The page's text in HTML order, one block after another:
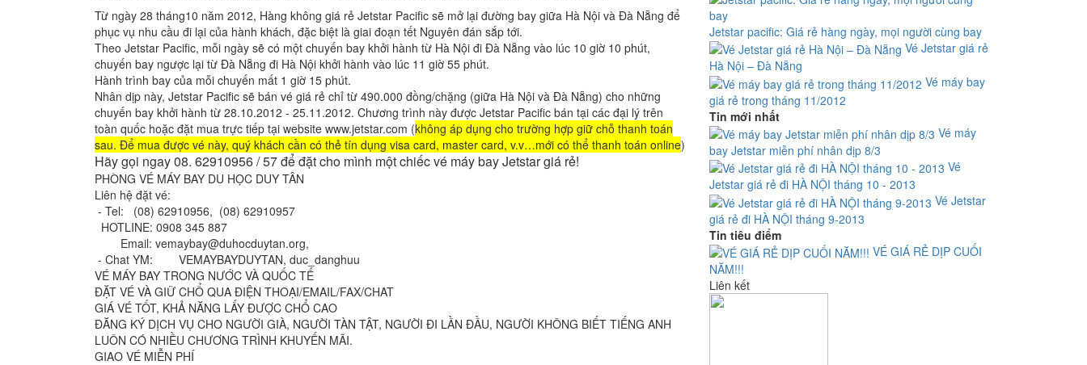
Từ ngày 28 tháng10 năm 2012, Hàng không giá rẻ Jetstar Pacific sẽ mở lại đường bay giữa Hà Nội và Đà Nẵng để
phục vụ nhu cầu đi lại của hành khách, đặc biệt là giai đoạn tết Nguyên đán sắp tới.
Theo Jetstar Pacific, mỗi ngày sẽ có một chuyến bay khởi hành từ Hà Nội đi Đà Nẵng vào lúc 10 giờ 10 phút,
chuyến bay ngược lại từ Đà Nẵng đi Hà Nội khởi hành vào lúc 11 giờ 55 phút.
Hành trình bay của mỗi chuyến mất 1 giờ 15 phút.
Nhân dịp này, Jetstar Pacific sẽ bán vé giá rẻ chỉ từ 490.000 đồng/chặng (giữa Hà Nội và Đà Nẵng) cho những
chuyến bay khởi hành từ 28.10.2012 - 25.11.2012. Chương trình này được Jetstar Pacific bán tại các đại lý trên
toàn quốc hoặc đặt mua trực tiếp tại website www.jetstar.com (không áp dụng cho trường hợp giữ chỗ thanh toán
sau. Để mua được vé này, quý khách cần có thẻ tín dụng visa card, master card, v.v…mới có thể thanh toán online)
Hãy gọi ngay 08. 62910956 / 57 để đặt cho mình một chiếc vé máy bay Jetstar giá rẻ!
PHÒNG VÉ MÁY BAY DU HỌC DUY TÂN
Liên hệ đặt vé:
- Tel: (08) 62910956, (08) 62910957
HOTLINE: 0908 345 887
Email: vemaybay@duhocduytan.org,
- Chat YM: VEMAYBAYDUYTAN, duc_danghuu
VÉ MÁY BAY TRONG NƯỚC VÀ QUỐC TẾ
ÐẶT VÉ VÀ GIỮ CHỔ QUA ÐIỆN THOẠI/EMAIL/FAX/CHAT
GIÁ VÉ TỐT, KHẢ NĂNG LẤY ÐƯỢC CHỔ CAO
ÐĂNG KÝ DỊCH VỤ CHO NGƯỜI GIÀ, NGƯỜI TÀN TẬT, NGƯỜI ÐI LẦN ÐẦU, NGƯỜI KHÔNG BIẾT TIẾNG ANH
LUÔN CÓ NHIỀU CHƯƠNG TRÌNH KHUYẾN MÃI.
GIAO VÉ MIỄN PHÍ
Jetstar pacific: Giá rẻ hàng ngày, mọi người cùng bay
Vé Jetstar giá rẻ
Hà Nội – Đà Nẵng
Vé máy bay
giá rẻ trong tháng 11/2012
Tin mới nhất
Vé máy
bay Jetstar miễn phí nhân dịp 8/3
Vé
Jetstar giá rẻ đi HÀ NỘI tháng 10 - 2013
Vé Jetstar
giá rẻ đi HÀ NỘI tháng 9-2013
Tin tiêu điểm
VÉ GIÁ RẺ DỊP CUỐI
NĂM!!!
Liên kết